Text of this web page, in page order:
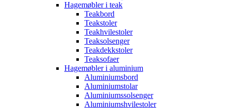
Hagemøbler i teak
Teakbord
Teakstoler
Teakhvilestoler
Teaksolsenger
Teakdekkstoler
Teaksofaer
Hagemøbler i aluminium
Aluminiumsbord
Aluminiumstolar
Aluminiumssolsenger
Aluminiumshvilestoler